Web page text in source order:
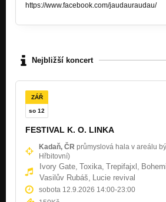
https://www.facebook.com/jaudauraudau/
Nejbližší koncert
ZÁŘ
so 12
FESTIVAL K. O. LINKA
Kadaň, ČR průmyslová hala v areálu
Hřbitovní)
Ivory Gate, Toxika, Trepifajxl,
Vasilův Rubáš, Lucie revival
sobota 12.9.2026 14:00-23:00